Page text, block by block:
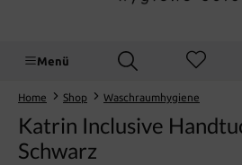
Menü
Home Shop Waschraumhygiene
Katrin Inclusive
Schwarz